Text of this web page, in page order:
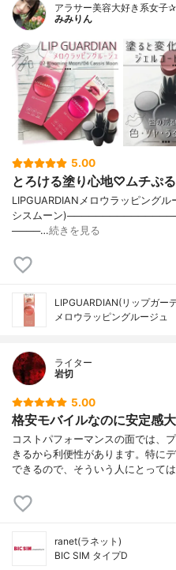
アラサー美容大好き系女子
みみりん
5.00
とろける塗り心地♡ムチぷ
LIPGUARDIANメロウラッピング
シスムーン
────…続きを見る
LIPGUARDIAN(リップガー
メロウラッピングルージュ
ライター
岩切
5.00
格安モバイルなのに安定感大
コストパフォーマンスの面では、
きるから利便性があります。特に
できるので、そういう人にとって
ranet(ラネット)
BIC SIM タイプD